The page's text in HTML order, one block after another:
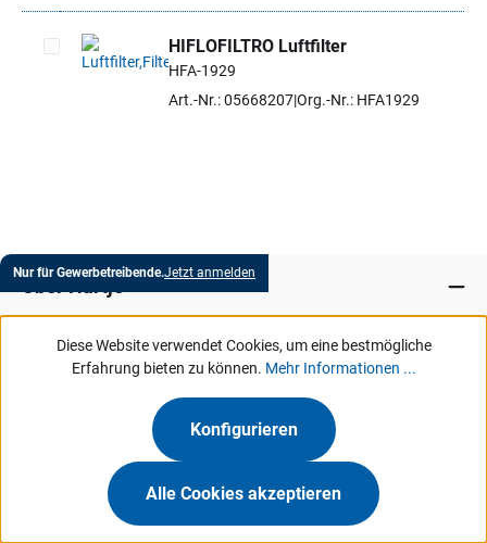
Artikel auswählen
HIFLOFILTRO Luftfilter
HFA-1929
Art.-Nr.: 05668207Org.-Nr.: HFA1929
Nur für Gewerbetreibende.Jetzt anmelden
Marken
MeinHartje
Diese Website verwendet Cookies, um eine bestmögliche
Erfahrung bieten zu können. Mehr Informationen ...
Konfigurieren
Alle Cookies akzeptieren